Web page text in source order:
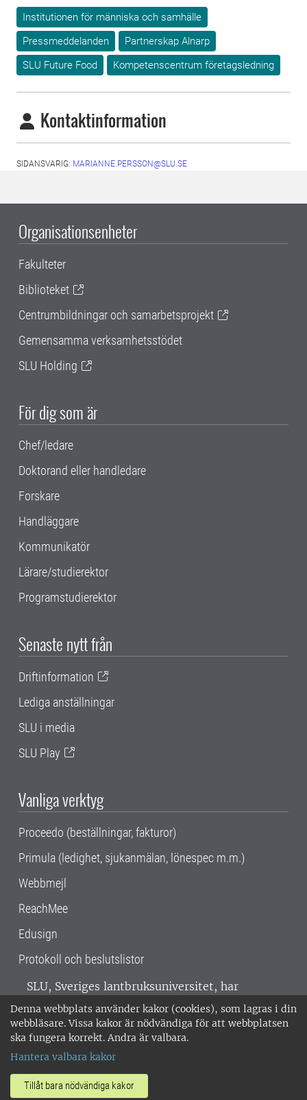
Denna webbplats använder kakor (cookies), som lagras i din
webbläsare. Vissa kakor är nödvändiga för att webbplatsen
ska fungera korrekt. Andra är valbara.
Hantera valbara kakor
Tillåt bara nödvändiga kakor
Institutionen för människa och samhälle
Pressmeddelanden
Partnerskap Alnarp
SLU Future Food
Kompetenscentrum företagsledning
Kontaktinformation
SIDANSVARIG: MARIANNE.PERSSON@SLU.SE
Organisationsenheter
Fakulteter
Biblioteket
Centrumbildningar och samarbetsprojekt
Gemensamma verksamhetsstödet
SLU Holding
För dig som är
Chef/ledare
Doktorand eller handledare
Forskare
Handläggare
Kommunikatör
Lärare/studierektor
Programstudierektor
Senaste nytt från
Driftinformation
Lediga anställningar
SLU i media
SLU Play
Vanliga verktyg
Proceedo (beställningar, fakturor)
Primula (ledighet, sjukanmälan, lönespec m.m.)
Webbmejl
ReachMee
Edusign
Protokoll och beslutslistor
SLU, Sveriges lantbruksuniversitet, har
verksamhet över hela Sverige. Huvudorter är
Alnarp, Uppsala och Umeå.SLU är
miljöcertifierat enligt ISO 14001. •
018-67 10 00 • Org nr: 202100-2817 •
Om SLU:s webbplatser